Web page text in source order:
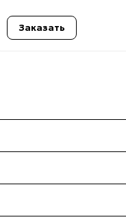
Заказать